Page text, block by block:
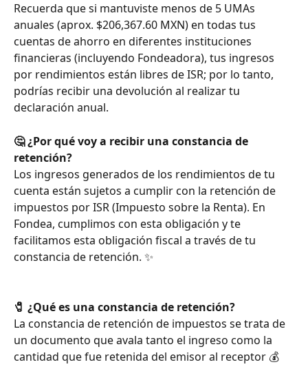
Recuerda que si mantuviste menos de 5 UMAs
anuales (aprox. $206,367.60 MXN) en todas tus
cuentas de ahorro en diferentes instituciones
financieras (incluyendo Fondeadora), tus ingresos
por rendimientos están libres de ISR; por lo tanto,
podrías recibir una devolución al realizar tu
declaración anual.
🤔 ¿Por qué voy a recibir una constancia de
retención?
Los ingresos generados de los rendimientos de tu
cuenta están sujetos a cumplir con la retención de
impuestos por ISR (Impuesto sobre la Renta). En
Fondea, cumplimos con esta obligación y te
facilitamos esta obligación fiscal a través de tu
constancia de retención. ✨
🧷 ¿Qué es una constancia de retención?
La constancia de retención de impuestos se trata de
un documento que avala tanto el ingreso como la
cantidad que fue retenida del emisor al receptor 💰